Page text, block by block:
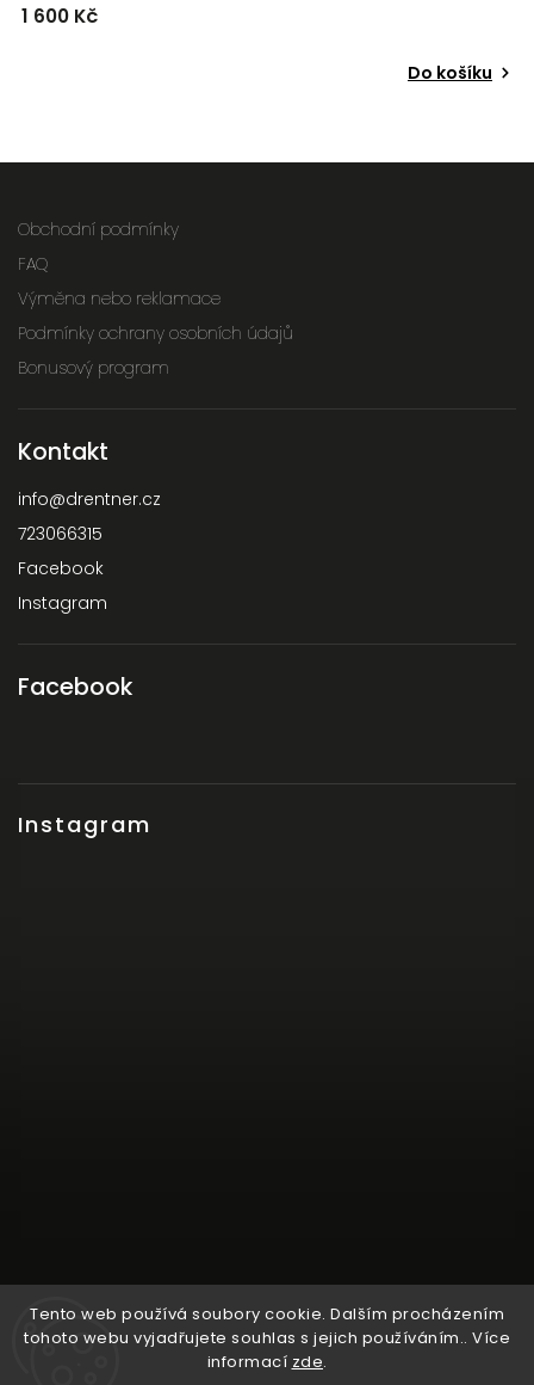
Tento web používá soubory cookie. Dalším procházením
tohoto webu vyjadřujete souhlas s jejich používáním.. Více
informací zde.
1 600 Kč
Do košíku
Instagram
Sledovat na Instagramu
Obchodní podmínky
FAQ
Výměna nebo reklamace
Podmínky ochrany osobních údajů
Bonusový program
Kontakt
info@drentner.cz
723066315
Facebook
Instagram
Facebook